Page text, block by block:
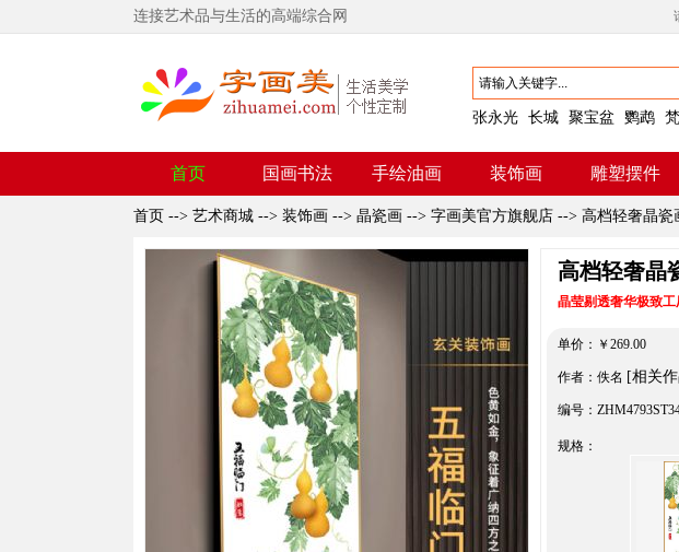
连接艺术品与生活的高端综合网
张永光 长城 聚宝盆 鹦鹉
首页 国画书法 手绘油画 装饰画 雕塑摆件
首页 --> 艺术商城 --> 装饰画 --> 晶瓷画 --> 字画美官方旗舰店 --> 高档轻奢晶瓷
高档轻奢晶
晶莹剔透奢华极致
单价： ￥ 269.00
作者：佚名 [相关
编号：
规格：